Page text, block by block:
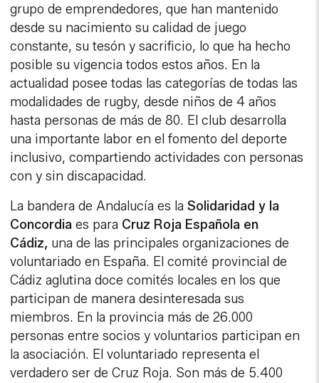
grupo de emprendedores, que han mantenido
desde su nacimiento su calidad de juego
constante, su tesón y sacrificio, lo que ha hecho
posible su vigencia todos estos años. En la
actualidad posee todas las categorías de todas las
modalidades de rugby, desde niños de 4 años
hasta personas de más de 80. El club desarrolla
una importante labor en el fomento del deporte
inclusivo, compartiendo actividades con personas
con y sin discapacidad.
La bandera de Andalucía es laSolidaridad y la
Concordia es para Cruz Roja Española en
Cádiz, una de las principales organizaciones de
voluntariado en España. El comité provincial de
Cádiz aglutina doce comités locales en los que
participan de manera desinteresada sus
miembros. En la provincia más de 26.000
personas entre socios y voluntarios participan en
la asociación. El voluntariado representa el
verdadero ser de Cruz Roja. Son más de 5.400